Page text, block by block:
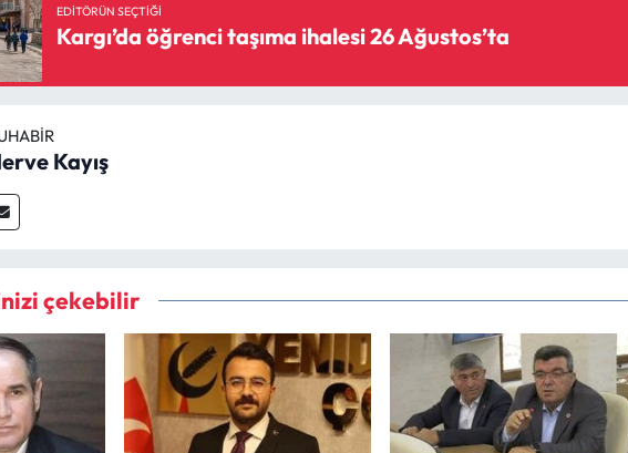
EDITÖRÜN SEÇTIĞI
Kargı’da öğrenci taşıma ihalesi 26 Ağustos’ta
Kayış
çekebilir